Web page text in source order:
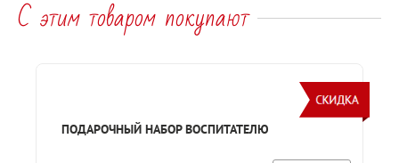
С этим товаром покупают
ПОДАРОЧНЫЙ НАБОР ВОСПИТАТЕЛЮ